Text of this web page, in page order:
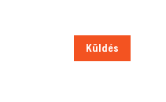
Küldés